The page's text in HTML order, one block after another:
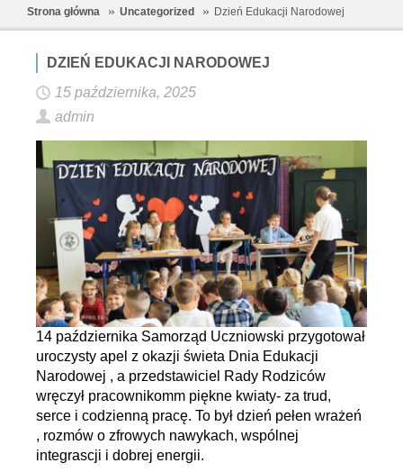
Strona główna Uncategorized Dzień Edukacji Narodowej
DZIEŃ EDUKACJI NARODOWEJ
15 października, 2025
admin
14 października Samorząd Uczniowski przygotował
uroczysty apel z okazji świeta Dnia Edukacji
Narodowej , a przedstawiciel Rady Rodziców
wręczył pracownikomm piękne kwiaty- za trud,
serce i codzienną pracę. To był dzień pełen wrażeń
, rozmów o zfrowych nawykach, wspólnej
integrascji i dobrej energii.